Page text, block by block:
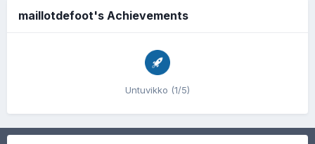
maillotdefoot's Achievements
Untuvikko (1/5)